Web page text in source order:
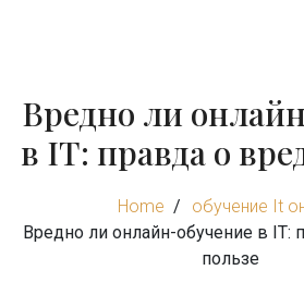
Вредно ли
в IT: правда о
Home
обучение It
Вредно ли онлайн-обучение в IT:
пользе